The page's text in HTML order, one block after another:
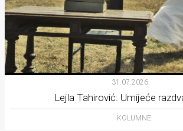
31.07.2026.
Lejla Tahirović: Umijeće
KOLUMNE